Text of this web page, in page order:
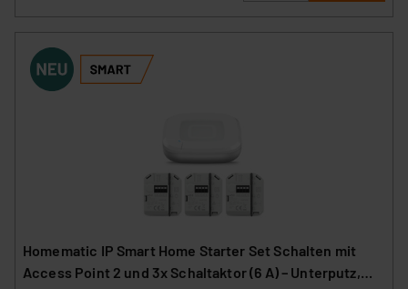
Homematic IP Smart Home Starter Set Schalten mit
Access Point 2 und 3x Schaltaktor (6 A) – Unterputz,